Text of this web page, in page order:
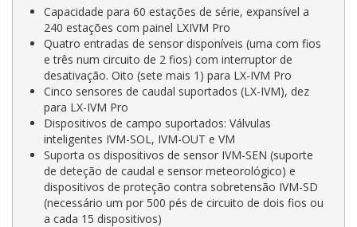
Capacidade para 60 estações de série, expansível a
240 estações com painel LXIVM Pro
Quatro entradas de sensor disponíveis (uma com fios
e três num circuito de 2 fios) com interruptor de
desativação. Oito (sete mais 1) para LX-IVM Pro
Cinco sensores de caudal suportados (LX-IVM), dez
para LX-IVM Pro
Dispositivos de campo suportados: Válvulas
inteligentes IVM-SOL, IVM-OUT e VM
Suporta os dispositivos de sensor IVM-SEN (suporte
de deteção de caudal e sensor meteorológico) e
dispositivos de proteção contra sobretensão IVM-SD
(necessário um por 500 pés de circuito de dois fios ou
a cada 15 dispositivos)